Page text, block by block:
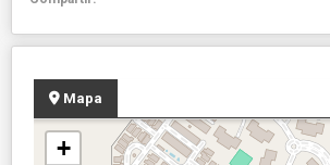
Mapa
+